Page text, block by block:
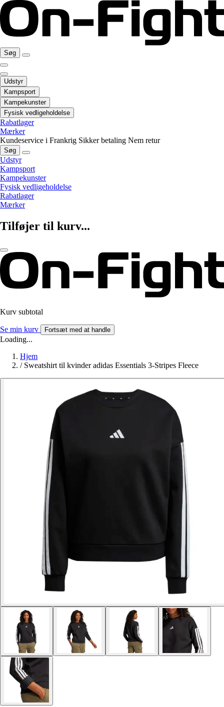
Søg
Udstyr
Kampsport
Kampekunster
Fysisk vedligeholdelse
Rabatlager
Mærker
Kundeservice i Frankrig Sikker betaling Nem retur
Søg
Udstyr
Kampsport
Kampekunster
Fysisk vedligeholdelse
Rabatlager
Mærker
Tilføjer til kurv...
Kurv subtotal
Se min kurv Fortsæt med at handle
Loading...
Hjem
/ Sweatshirt til kvinder adidas Essentials 3-Stripes Fleece